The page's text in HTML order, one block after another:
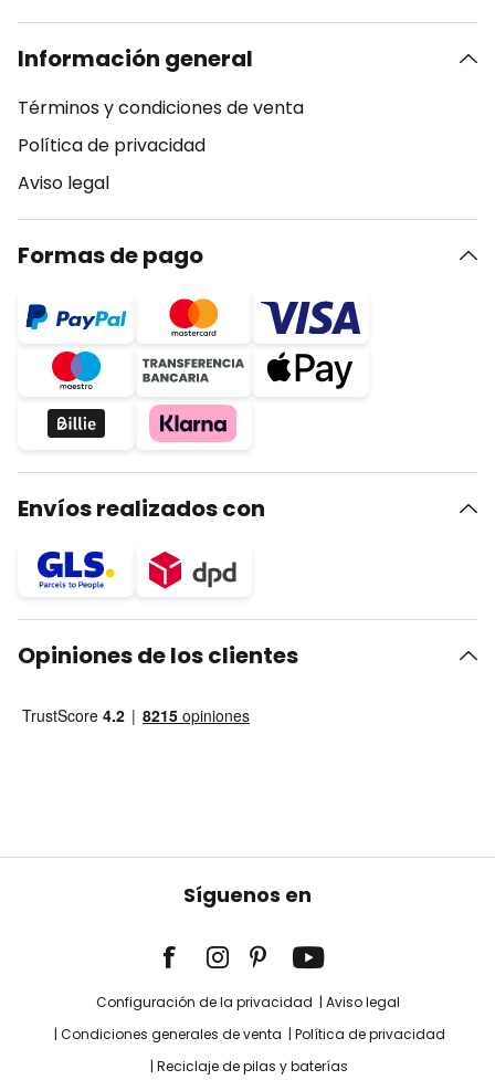
Información general
Términos y condiciones de venta
Política de privacidad
Aviso legal
Formas de pago
Envíos realizados con
Opiniones de los clientes
Síguenos en
Configuración de la privacidad
Aviso legal
Condiciones generales de venta
Política de privacidad
Reciclaje de pilas y baterías